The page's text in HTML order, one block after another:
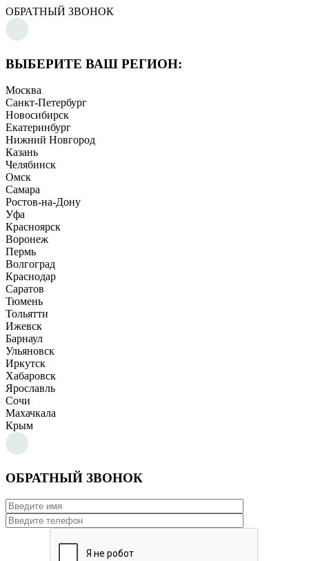
ОБРАТНЫЙ ЗВОНОК
ВЫБЕРИТЕ ВАШ РЕГИОН:
Москва
Санкт-Петербург
Новосибирск
Екатеринбург
Нижний Новгород
Казань
Челябинск
Омск
Самара
Ростов-на-Дону
Уфа
Красноярск
Воронеж
Пермь
Волгоград
Краснодар
Саратов
Тюмень
Тольятти
Ижевск
Барнаул
Ульяновск
Иркутск
Хабаровск
Ярославль
Сочи
Махачкала
Крым
ОБРАТНЫЙ ЗВОНОК